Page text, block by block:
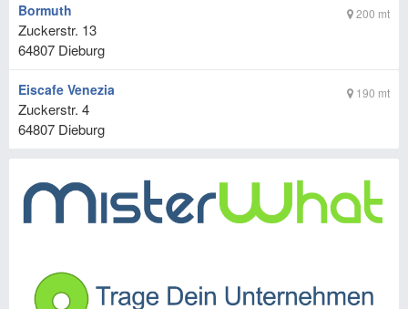
200 mt
Bormuth
Zuckerstr. 13
64807 Dieburg
190 mt
Eiscafe Venezia
Zuckerstr. 4
64807 Dieburg